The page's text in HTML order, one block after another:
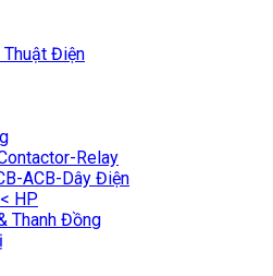
Thuật Điện
Relay
ACB-Dây Điện
HP
Thanh Đồng